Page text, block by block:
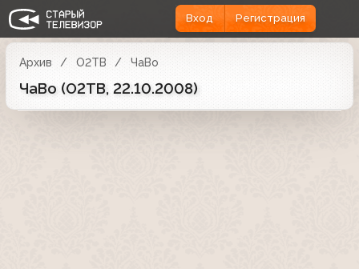
Вход Регистрация
Архив О2ТВ ЧаВо
ЧаВо (О2ТВ, 22.10.2008)